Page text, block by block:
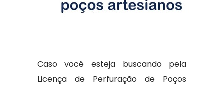
Caso você esteja buscando pela
Licença de Perfuração de Poços